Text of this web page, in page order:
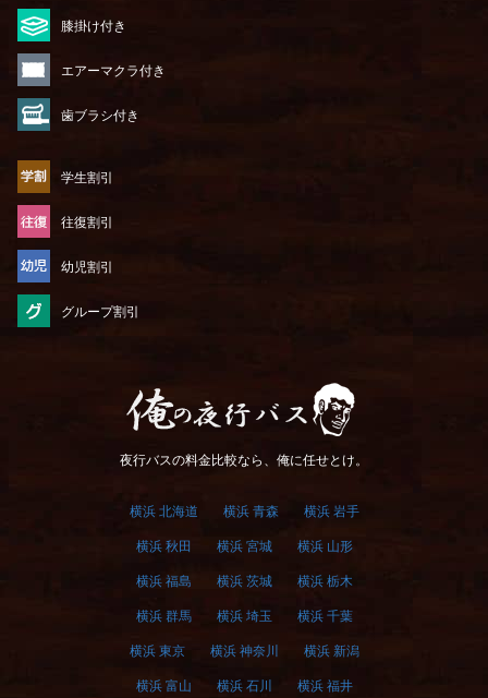
膝掛け付き
エアーマクラ付き
歯ブラシ付き
学生割引
往復割引
幼児割引
グループ割引
俺の夜行バス
夜行バスの料金比較なら、俺に任せとけ。
横浜 北海道 横浜 青森 横浜 岩手
横浜 秋田 横浜 宮城 横浜 山形
横浜 福島 横浜 茨城 横浜 栃木
横浜 群馬 横浜 埼玉 横浜 千葉
横浜 東京 横浜 神奈川 横浜 新潟
横浜 富山 横浜 石川 横浜 福井